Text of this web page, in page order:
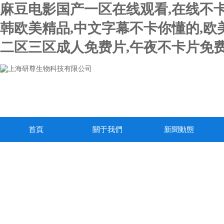
麻豆电影国产一区在线观看,在线不
韩欧美精品,中文字幕不卡你懂的,
二区三区成人免费片,午夜不卡片免
首頁 關于我們 新聞動態